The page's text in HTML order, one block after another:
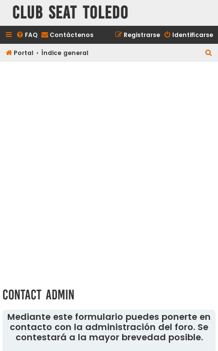
Club Seat Toledo
FAQ Contáctenos Identificarse
Registrarse
Portal Índice general
Contact Admin
Mediante este formulario puedes ponerte en
contacto con la administración del foro. Se
contestará a la mayor brevedad posible.